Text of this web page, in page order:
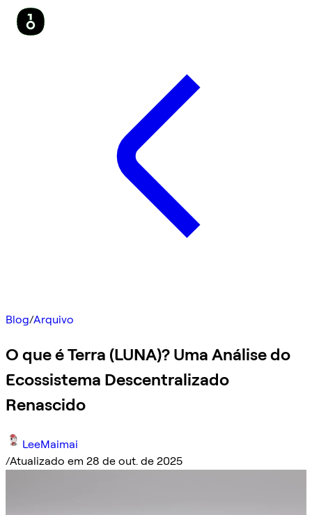
Blog/Arquivo
O que é Terra (LUNA)? Uma Análise do
Ecossistema Descentralizado
Renascido
LeeMaimai
/Atualizado em 28 de out. de 2025